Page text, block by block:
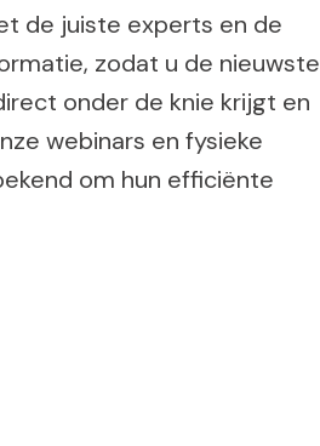
de juiste experts en de
zodat u de nieuwste
onder de knie krijgt en
webinars en fysieke
om hun efficiënte